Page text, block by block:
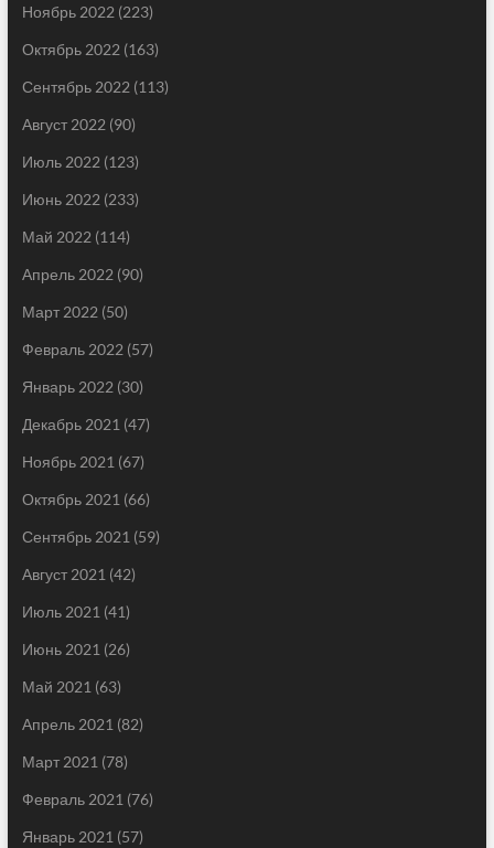
Ноябрь 2022 (223)
Октябрь 2022 (163)
Сентябрь 2022 (113)
Август 2022 (90)
Июль 2022 (123)
Июнь 2022 (233)
Май 2022 (114)
Апрель 2022 (90)
Март 2022 (50)
Февраль 2022 (57)
Январь 2022 (30)
Декабрь 2021 (47)
Ноябрь 2021 (67)
Октябрь 2021 (66)
Сентябрь 2021 (59)
Август 2021 (42)
Июль 2021 (41)
Июнь 2021 (26)
Май 2021 (63)
Апрель 2021 (82)
Март 2021 (78)
Февраль 2021 (76)
Январь 2021 (57)